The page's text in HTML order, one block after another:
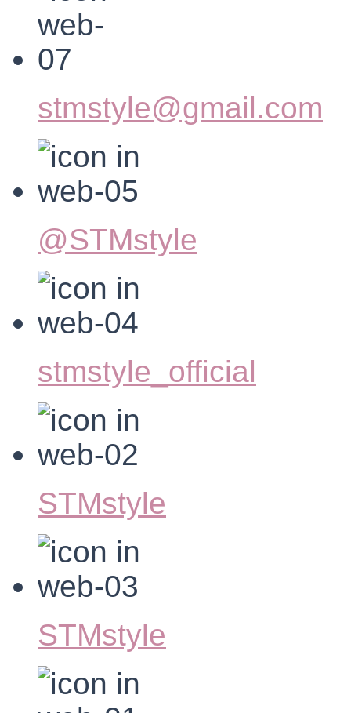
stmstyle@gmail.com
@STMstyle
stmstyle_official
STMstyle
STMstyle